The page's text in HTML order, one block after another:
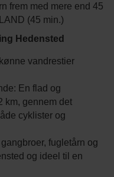
frem med mere end 45
(45 min.)
Hedensted
vandrestier
En flad og
km, gennem det
cyklister og
fugletårn og
og ideel til en